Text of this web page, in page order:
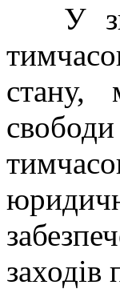
У
стану,